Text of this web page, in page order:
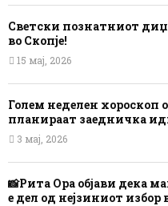
Светски познатниот
во Скопје!
15 мај, 2026
Голем неделен хороскоп
планираат заедничка
3 мај, 2026
📸Рита Ора објави дека
е дел од нејзиниот избор